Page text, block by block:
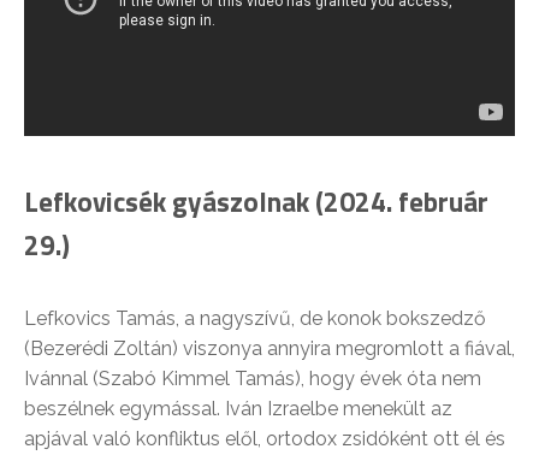
Lefkovicsék gyászolnak (2024. február
29.)
Lefkovics Tamás, a nagyszívű, de konok bokszedző
(Bezerédi Zoltán) viszonya annyira megromlott a fiával,
Ivánnal (Szabó Kimmel Tamás), hogy évek óta nem
beszélnek egymással. Iván Izraelbe menekült az
apjával való konfliktus elől, ortodox zsidóként ott él és